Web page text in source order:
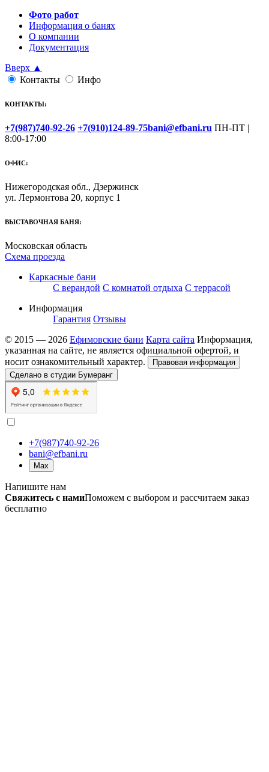
Фото работ
Информация о банях
О компании
Документация
Вверх ▲
Контакты
Инфо
КОНТАКТЫ:
+7(987)740-92-26 +7(910)124-89-75bani@efbani.ru ПН-ПТ |
8:00-17:00
ОФИС:
Нижегородская обл., Дзержинск
ул. Лермонтова 20, корпус 1
ВЫСТАВОЧНАЯ БАНЯ:
Московская область
Схема проезда
Каркасные бани
С верандой С комнатой отдыха С террасой
Информация
Гарантия Отзывы
© 2015 — 2026 Ефимовские бани Карта сайта Информация,
указанная на сайте, не является официальной офертой, и
носит ознакомительный характер.
Правовая информация
Сделано в студии Бумеранг
+7(987)740-92-26
bani@efbani.ru
Max
Напишите нам
Свяжитесь с намиПоможем с выбором и рассчитаем заказ
бесплатно